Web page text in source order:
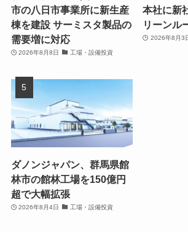
市の八日市事業所に新生産
棟を建設 サーミスタ製品の
需要増に対応
2026年8月8日 工場・設備投資
本社に新
リーンル
2026年8月3
ダノンジャパン、群馬県館
林市の館林工場を150億円
超で大幅拡張
2026年8月4日 工場・設備投資